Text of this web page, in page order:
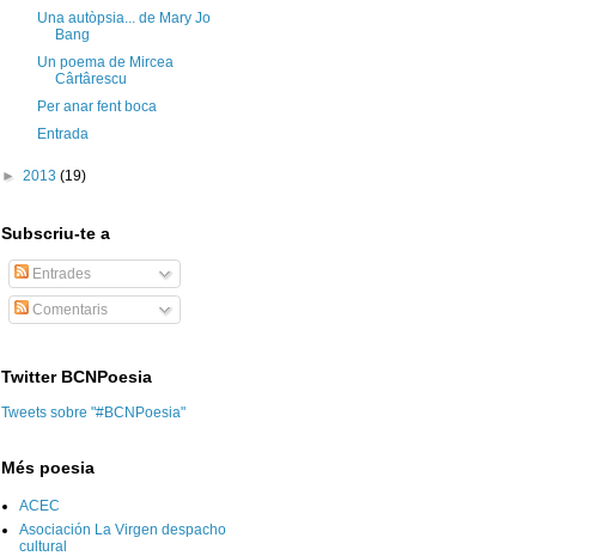
Una autòpsia... de Mary Jo
Bang
Un poema de Mircea
Cârtârescu
Per anar fent boca
Entrada
► 2013 (19)
Subscriu-te a
Entrades
Comentaris
Twitter BCNPoesia
Tweets sobre "#BCNPoesia"
Més poesia
ACEC
Asociación La Virgen despacho
cultural